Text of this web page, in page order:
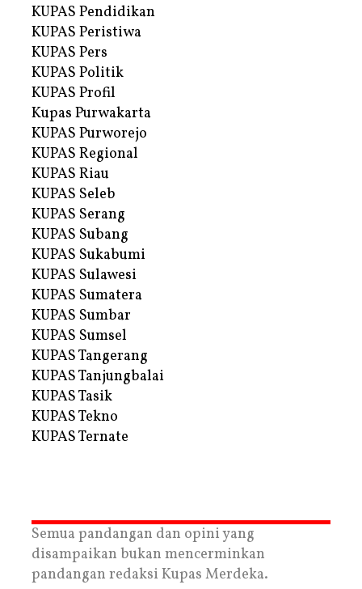
KUPAS Pendidikan
KUPAS Peristiwa
KUPAS Pers
KUPAS Politik
KUPAS Profil
Kupas Purwakarta
KUPAS Purworejo
KUPAS Regional
KUPAS Riau
KUPAS Seleb
KUPAS Serang
KUPAS Subang
KUPAS Sukabumi
KUPAS Sulawesi
KUPAS Sumatera
KUPAS Sumbar
KUPAS Sumsel
KUPAS Tangerang
KUPAS Tanjungbalai
KUPAS Tasik
KUPAS Tekno
KUPAS Ternate
Semua pandangan dan opini yang
disampaikan bukan mencerminkan
pandangan redaksi Kupas Merdeka.